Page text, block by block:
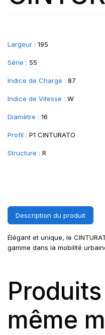
Largeur : 195
Série : 55
Indice de Charge : 87
Indice de Vitesse : W
Diamètre : 16
Profil : P1 CINTURATO
Structure : R
Description du produit
Élégant et unique, le
gamme dans la mobilité
même